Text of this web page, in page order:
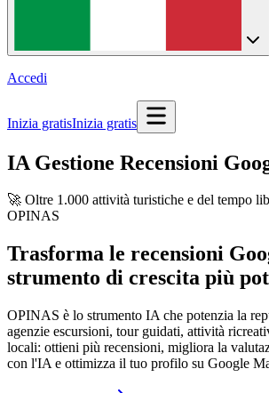
Accedi
Inizia gratisInizia gratis
IA Gestione Recensioni
🚀 Oltre 1.000 attività turistiche e del tempo
OPINAS
Trasforma le recensioni
strumento di crescita più
OPINAS è lo strumento IA che potenzia la
agenzie escursioni, tour guidati, attività
locali: ottieni più recensioni, migliora la
con l'IA e ottimizza il tuo profilo su Google